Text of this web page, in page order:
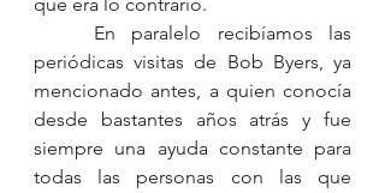
periódicas visitas de Bob Byers, ya
mencionado antes, a quien conocía
desde bastantes años atrás y fue
siempre una ayuda constante para
todas las personas con las que